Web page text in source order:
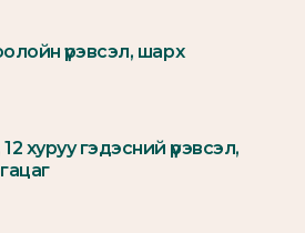
үрэвсэл, шарх
хуруу гэдэсний үрэвсэл,